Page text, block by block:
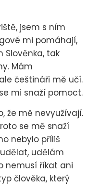
jsem s ním
mi pomáhají,
Slověnka, tak
Mám
češtináři mě učí.
mi snaží pomoct.
že mě nevyužívají.
se mě snaží
nebylo příliš
udělám
nemusí říkat ani
člověka, který